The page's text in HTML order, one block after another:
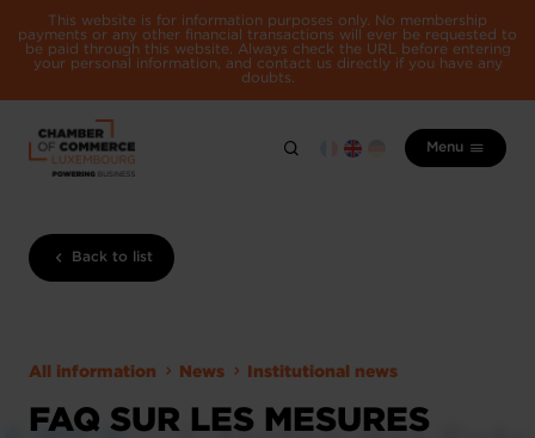
This website is for information purposes only. No membership
payments or any other financial transactions will ever be requested to
be paid through this website. Always check the URL before entering
your personal information, and contact us directly if you have any
doubts.
Menu
Back to list
All information News Institutional news
FAQ SUR LES MESURES